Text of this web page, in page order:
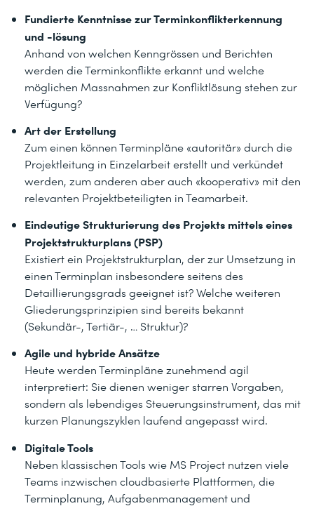
Fundierte Kenntnisse zur Terminkonflikterkennung
und -lösung
Anhand von welchen Kenngrössen und Berichten
werden die Terminkonflikte erkannt und welche
möglichen Massnahmen zur Konfliktlösung stehen zur
Verfügung?
Art der Erstellung
Zum einen können Terminpläne «autoritär» durch die
Projektleitung in Einzelarbeit erstellt und verkündet
werden, zum anderen aber auch «kooperativ» mit den
relevanten Projektbeteiligten in Teamarbeit.
Eindeutige Strukturierung des Projekts mittels eines
Projektstrukturplans (PSP)
Existiert ein Projektstrukturplan, der zur Umsetzung in
einen Terminplan insbesondere seitens des
Detaillierungsgrads geeignet ist? Welche weiteren
Gliederungsprinzipien sind bereits bekannt
(Sekundär-, Tertiär-, … Struktur)?
Agile und hybride Ansätze
Heute werden Terminpläne zunehmend agil
interpretiert: Sie dienen weniger starren Vorgaben,
sondern als lebendiges Steuerungsinstrument, das mit
kurzen Planungszyklen laufend angepasst wird.
Digitale Tools
Neben klassischen Tools wie MS Project nutzen viele
Teams inzwischen cloudbasierte Plattformen, die
Terminplanung, Aufgabenmanagement und